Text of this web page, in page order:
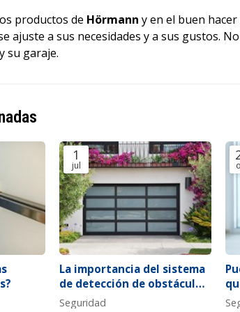
productos de Hörmann y en el buen hacer
ajuste a sus necesidades y a sus gustos.
su garaje.
1
jul
La importancia del sistema
de detección de obstáculos
para puertas de garaje
Seguridad